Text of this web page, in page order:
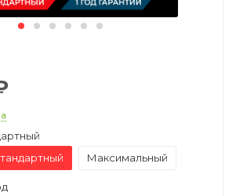
Максимальный